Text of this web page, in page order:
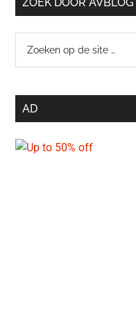
site
AD